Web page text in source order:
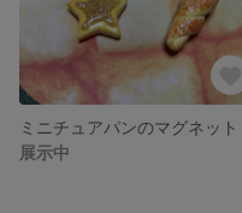
ミニチュアパンのマグネット
展示中